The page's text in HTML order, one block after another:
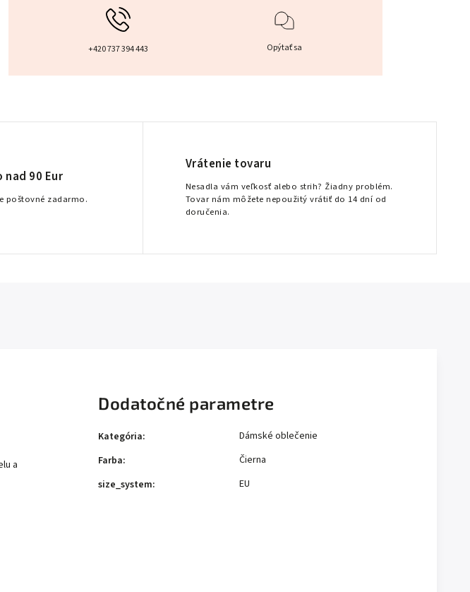
+420 737 394 443 Opýtať sa
nad 90 Eur
poštovné zadarmo.
Vrátenie tovaru
Nesadla vám veľkosť alebo strih? Žiadny problém.
Tovar nám môžete nepoužitý vrátiť do 14 dní od
doručenia.
a
Dodatočné parametre
Kategória:
Dámské oblečenie
Farba:
Čierna
size_system: EU